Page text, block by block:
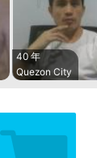
40 年
Quezon City